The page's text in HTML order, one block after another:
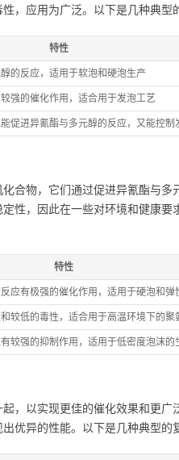
，应用为广泛。以下是几种典型
特性
的反应，适用于软泡和硬泡生产
强的催化作用，适合用于发泡工艺
促进异氰酯与多元醇的反应，又能控制
合物，它们通过促进异氰酯与
性，因此在一些对环境和健康
特性
应有极强的催化作用，适用于硬泡和弹
较低的毒性，适合用于高温环境下的聚
较强的抑制作用，适用于低密度泡沫的
，以实现更佳的催化效果和更
优异的性能。以下是几种典型的